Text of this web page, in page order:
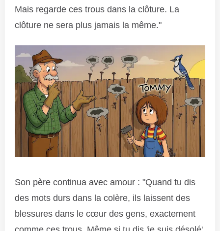
Mais regarde ces trous dans la clôture. La
clôture ne sera plus jamais la même."
Son père continua avec amour : "Quand tu dis
des mots durs dans la colère, ils laissent des
blessures dans le cœur des gens, exactement